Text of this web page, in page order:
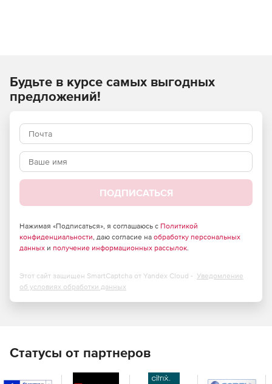
Будьте в курсе самых выгодных
предложений!
ПОДПИСАТЬСЯ
Нажимая «Подписаться», я соглашаюсь с Политикой
конфиденциальности, даю согласие на обработку персональных
данных и получение информационных рассылок.
Этот сайт защищен SmartCaptcha от Yandex Cloud - Уведомление
об условиях обработки данных
Статусы от партнеров